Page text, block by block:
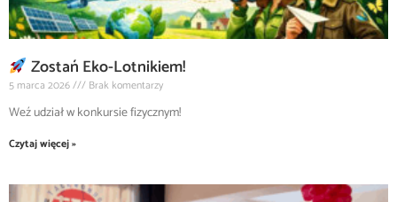
Zostań Eko-Lotnikiem!
5 marca 2026 Brak komentarzy
Weź udział w konkursie fizycznym!
Czytaj więcej »